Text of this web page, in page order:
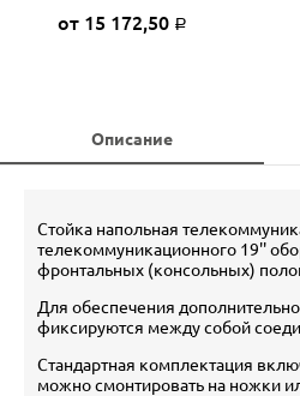
от 15 172,50 Р
Описание
Стойка напольная
телекоммуникационного 19''
фронтальных (консольных)
Для обеспечения
фиксируются между собой
Стандартная комплектация
можно смонтировать на ножки